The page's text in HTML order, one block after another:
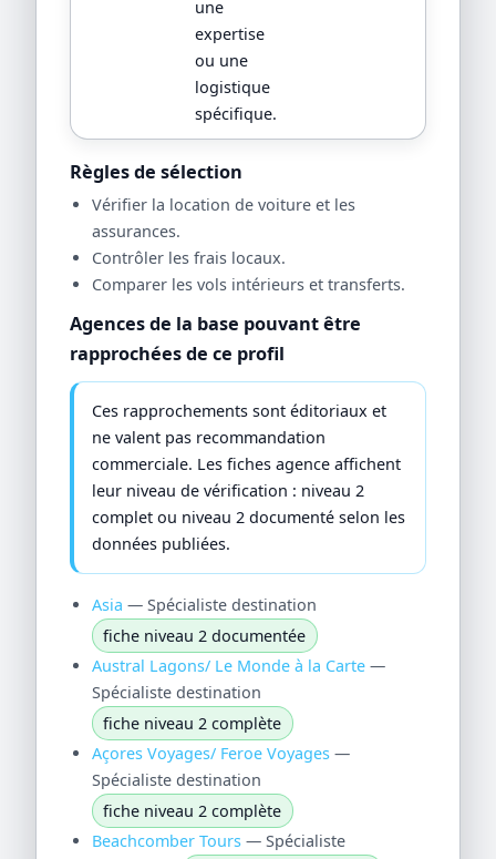
une
expertise
ou une
logistique
spécifique.
Règles de sélection
Vérifier la location de voiture et les
assurances.
Contrôler les frais locaux.
Comparer les vols intérieurs et transferts.
Agences de la base pouvant être
rapprochées de ce profil
Ces rapprochements sont éditoriaux et
ne valent pas recommandation
commerciale. Les fiches agence affichent
leur niveau de vérification : niveau 2
complet ou niveau 2 documenté selon les
données publiées.
Asia — Spécialiste destination
fiche niveau 2 documentée
Austral Lagons/ Le Monde à la Carte—
Spécialiste destination
fiche niveau 2 complète
Açores Voyages/ Feroe Voyages—
Spécialiste destination
fiche niveau 2 complète
Beachcomber Tours— Spécialiste